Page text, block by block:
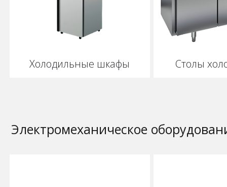
Холодильные шкафы Столы
Электромеханическое